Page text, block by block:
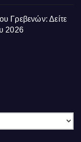
Γρεβενών: Δείτε
2026